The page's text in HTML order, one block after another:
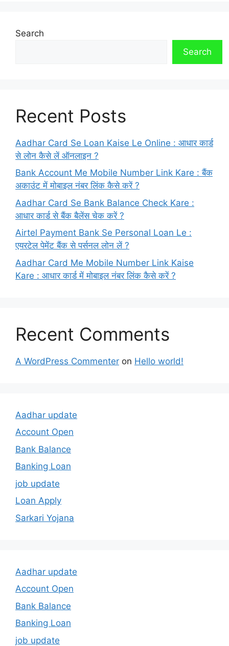
Search
Search
Recent Posts
Aadhar Card Se Loan Kaise Le Online : आधार कार्ड
से लोन कैसे लें ऑनलाइन ?
Bank Account Me Mobile Number Link Kare : बैंक
अकाउंट में मोबाइल नंबर लिंक कैसे करें ?
Aadhar Card Se Bank Balance Check Kare :
आधार कार्ड से बैंक बैलेंस चेक करें ?
Airtel Payment Bank Se Personal Loan Le :
एयरटेल पेमेंट बैंक से पर्सनल लोन लें ?
Aadhar Card Me Mobile Number Link Kaise
Kare : आधार कार्ड में मोबाइल नंबर लिंक कैसे करें ?
Recent Comments
A WordPress Commenter on Hello world!
Aadhar update
Account Open
Bank Balance
Banking Loan
job update
Loan Apply
Sarkari Yojana
Aadhar update
Account Open
Bank Balance
Banking Loan
job update